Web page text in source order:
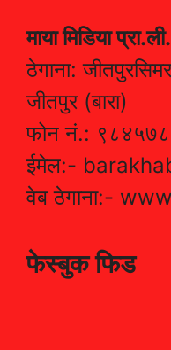
माया मिडिया प्रा.ली.
ठेगाना:
जीतपुर (बारा)
फोन नं.:
ईमेल:-
वेब ठेगाना:-
फेस्बुक फिड